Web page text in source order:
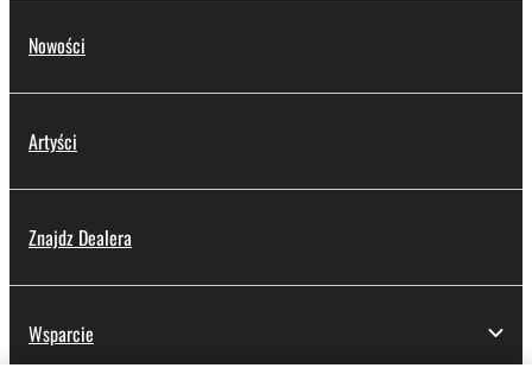
Nowości
Artyści
Znajdz Dealera
Wsparcie